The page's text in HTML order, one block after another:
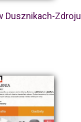
Dusznikach-Zdroju